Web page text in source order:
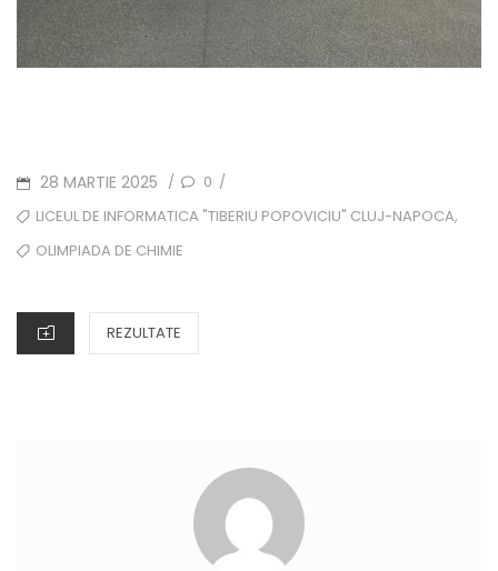
POSTED
ON
28 MARTIE 2025 / 0 /
TAGSLICEUL DE INFORMATICA "TIBERIU POPOVICIU" CLUJ-NAPOCA,
OLIMPIADA DE CHIMIE
CATEGORIES
REZULTATE